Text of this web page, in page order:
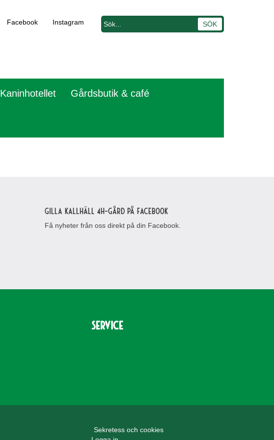
Facebook Instagram
Kaninhotellet Gårdsbutik & café
Gilla Kallhäll 4H-gård på Facebook
Få nyheter från oss direkt på din Facebook.
Service
Sekretess och cookies